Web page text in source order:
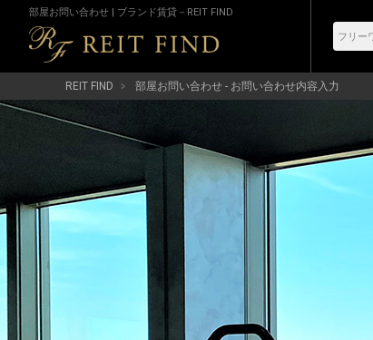
部屋お問い合わせ | ブランド賃貸－REIT FIND
REIT FIND 部屋お問い合わせ - お問い合わせ内容入力